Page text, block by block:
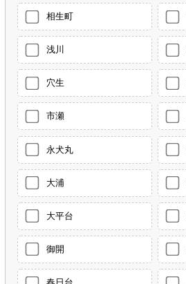
相生町
浅川
穴生
市瀬
永犬丸
大浦
大平台
御開